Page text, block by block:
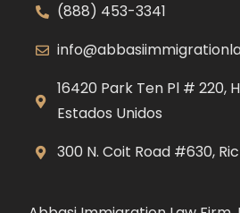
(888) 453-3341
16420 Park Ten Pl # 220,
Estados Unidos
300 N. Coit Road #630,